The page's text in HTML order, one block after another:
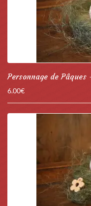
Personnage de
6.00€